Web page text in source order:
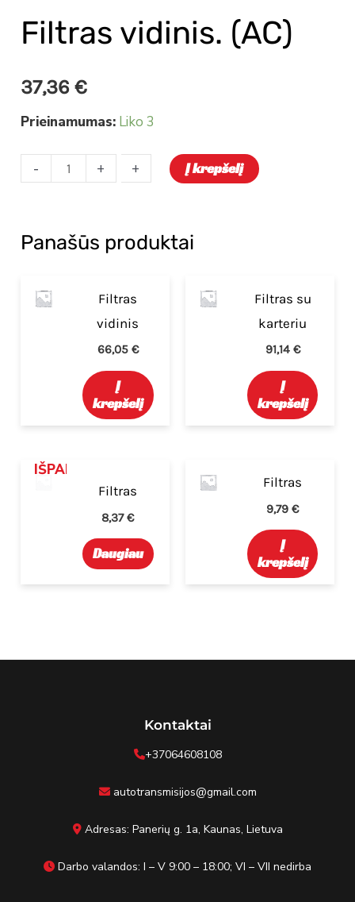
Filtras vidinis. (AC)
37,36€
Prieinamumas: Liko 3
-
- + + Į krepšelį
Panašūs produktai
Filtras
vidinis
66,05 €
Į
krepšelį
Filtras su
karteriu
91,14 €
Į
krepšelį
IŠPARDUOTA
Filtras
8,37€
Daugiau
Filtras
9,79€
Į
krepšelį
Kontaktai
+37064608108
autotransmisijos@gmail.com
Adresas: Panerių g. 1a, Kaunas, Lietuva
Darbo valandos: I – V 9:00 – 18:00; VI – VII nedirba